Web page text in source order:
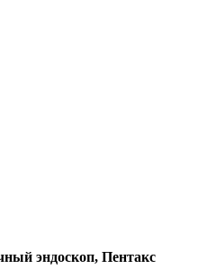
эндоскоп, Пентакс